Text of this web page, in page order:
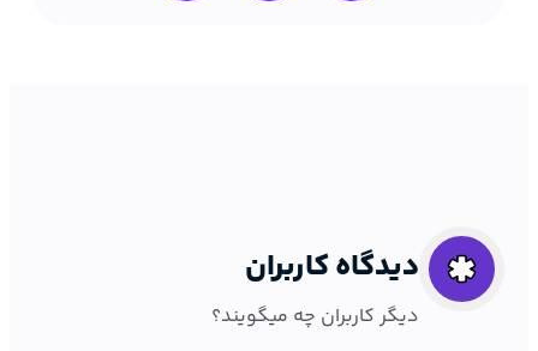
دیدگاه کاربران
دیگر کاربران چه میگویند؟